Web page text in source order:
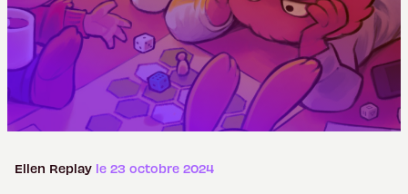
Ellen Replay le 23 octobre 2024